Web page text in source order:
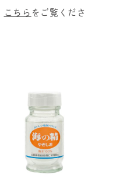
こちら をご覧くださ